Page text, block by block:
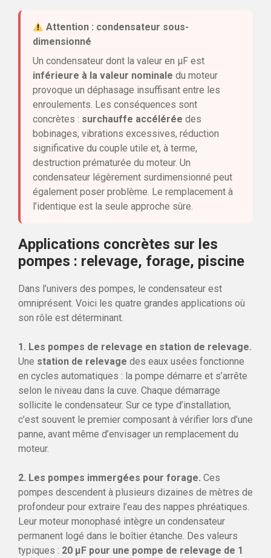
Attention : condensateur sous-
dimensionné
Un condensateur dont la valeur en µF est
inférieure à la valeur nominale du moteur
provoque un déphasage insuffisant entre les
enroulements. Les conséquences sont
concrètes : surchauffe accélérée des
bobinages, vibrations excessives, réduction
significative du couple utile et, à terme,
destruction prématurée du moteur. Un
condensateur légèrement surdimensionné peut
également poser problème. Le remplacement à
l’identique est la seule approche sûre.
Applications concrètes sur les
pompes : relevage, forage, piscine
Dans l’univers des pompes, le condensateur est
omniprésent. Voici les quatre grandes applications où
son rôle est déterminant.
1. Les pompes de relevage en station de relevage.
Une station de relevage des eaux usées fonctionne
en cycles automatiques : la pompe démarre et s’arrête
selon le niveau dans la cuve. Chaque démarrage
sollicite le condensateur. Sur ce type d’installation,
c’est souvent le premier composant à vérifier lors d’une
panne, avant même d’envisager un remplacement du
moteur.
2. Les pompes immergées pour forage. Ces
pompes descendent à plusieurs dizaines de mètres de
profondeur pour extraire l’eau des nappes phréatiques.
Leur moteur monophasé intègre un condensateur
permanent logé dans le boîtier étanche. Des valeurs
typiques : 20 µF pour une pompe de relevage de 1